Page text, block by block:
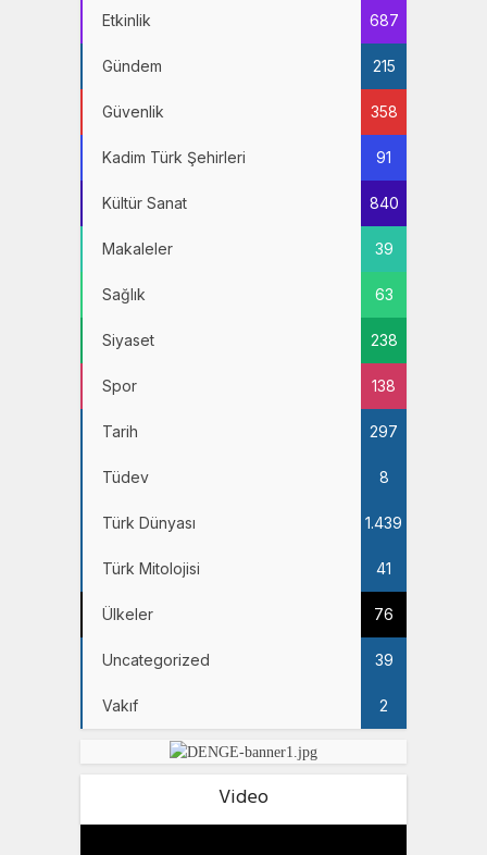
Etkinlik 687
Gündem 215
Güvenlik 358
Kadim Türk Şehirleri 91
Kültür Sanat 840
Makaleler 39
Sağlık 63
Siyaset 238
Spor 138
Tarih 297
Tüdev 8
Türk Dünyası 1.439
Türk Mitolojisi 41
Ülkeler 76
Uncategorized 39
Vakıf 2
Video